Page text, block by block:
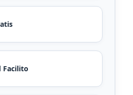
Facilito